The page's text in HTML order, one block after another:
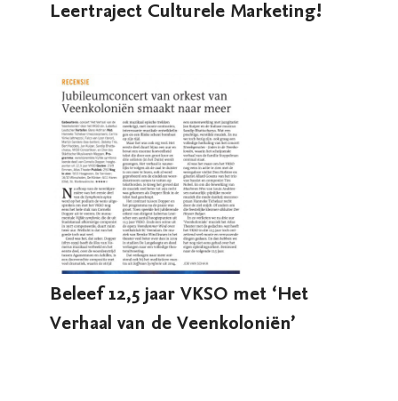
Leertraject Culturele Marketing!
Beleef 12,5 jaar VKSO met ‘Het
Verhaal van de Veenkoloniën’